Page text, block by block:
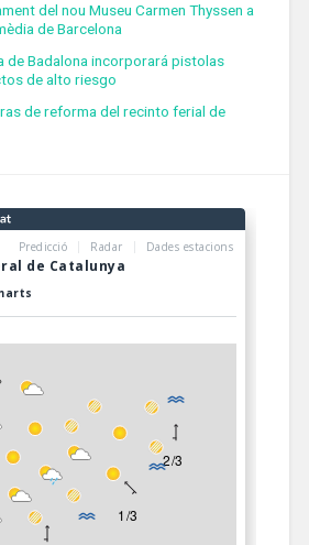
del nou Museu Carmen Thyssen a
de Barcelona
de Badalona incorporará pistolas
de alto riesgo
de reforma del recinto ferial de